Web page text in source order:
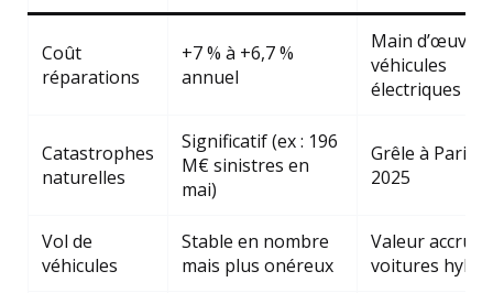
Coût
réparations
+7 % à +6,7 %
annuel
Main d’œuvre
véhicules
électriques
Catastrophes
naturelles
Significatif (ex : 196
M€ sinistres en
mai)
Grêle à Paris
2025
Vol de
véhicules
Stable en nombre
mais plus onéreux
Valeur accrue
voitures